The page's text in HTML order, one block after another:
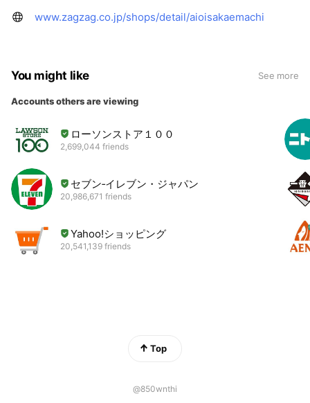
www.zagzag.co.jp/shops/detail/aioisakaemachi
You might like See more
Accounts others are viewing
ローソンストア１００
2,699,044 friends
セブン‐イレブン・ジャパン
20,986,671 friends
Yahoo!ショッピング
20,541,139 friends
Top
@850wnthi